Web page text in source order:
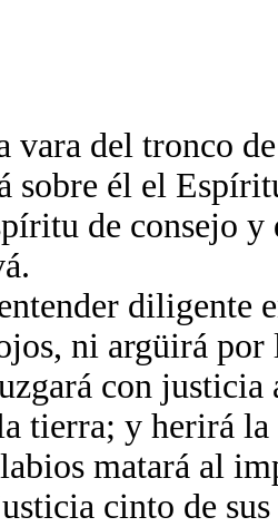
vara del tronco
sobre él el
de consejo
diligente
ni argüirá
con
tierra; y herirá
matará al
cinto de